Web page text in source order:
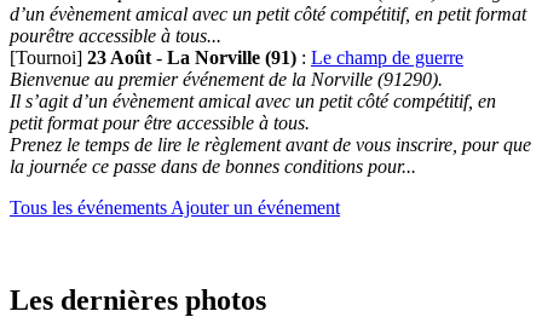
d’un évènement amical avec un petit côté compétitif, en petit format
pourêtre accessible à tous...
[Tournoi] 23 Août - La Norville (91) : Le champ de guerre
Bienvenue au premier événement de la Norville (91290).
Il s’agit d’un évènement amical avec un petit côté compétitif, en
petit format pour être accessible à tous.
Prenez le temps de lire le règlement avant de vous inscrire, pour que
la journée ce passe dans de bonnes conditions pour...
Tous les événements Ajouter un événement
Les dernières photos